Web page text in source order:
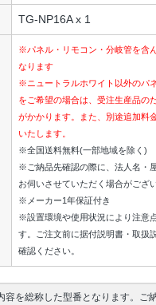
TG-NP16A x 1
※パネル・リモコン・分岐管を含
なります
※ニュートラルホワイト以外のパ
をご希望の場合は、受注生産品の
がかかります。また、別途追加料
いたします。
※全国送料無料(一部地域を除く)
※ご納品先確認の際に、法人名・
お伺いさせていただく場合がござ
※メーカー1年保証付き
※設置環境や使用状況により注意
す。ご注文前に据付説明書・取扱
確認ください。
容を総称した型番となります。ご